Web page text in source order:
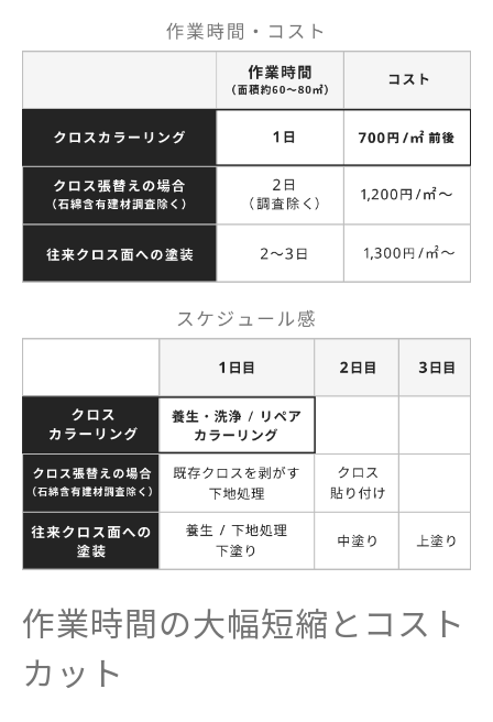
作業時間の大幅短縮とコスト
カット